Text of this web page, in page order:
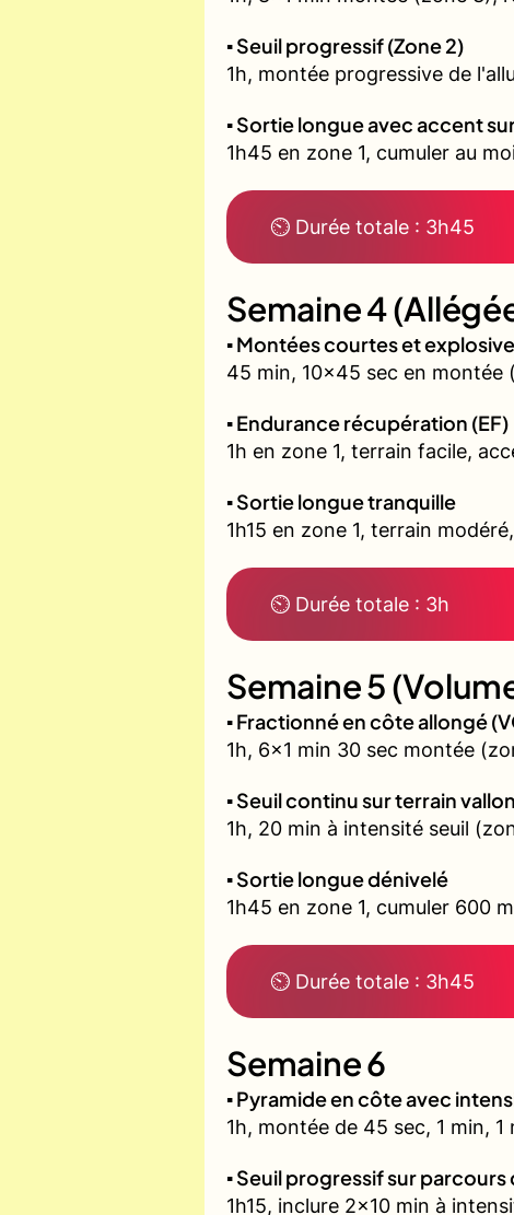
▪️ Seuil progressif (Zone 2)
1h, montée progressive de
▪️ Sortie longue avec accent
1h45 en zone 1, cumuler au
⏲ Durée totale : 3h45
Semaine 4
▪️ Montées courtes et
45 min, 10x45 sec en montée
▪️ Endurance récupération (EF)
1h en zone 1, terrain facile,
▪️ Sortie longue tranquille
1h15 en zone 1, terrain
⏲ Durée totale : 3h
Semaine 5
▪️ Fractionné en côte allongé
1h, 6x1 min 30 sec montée
▪️ Seuil continu sur terrain
1h, 20 min à intensité seuil
▪️ Sortie longue dénivelé
1h45 en zone 1, cumuler 600
⏲ Durée totale : 3h45
Semaine 6
▪️ Pyramide en côte avec
1h, montée de 45 sec, 1 min,
▪️ Seuil progressif sur
1h15, inclure 2x10 min à